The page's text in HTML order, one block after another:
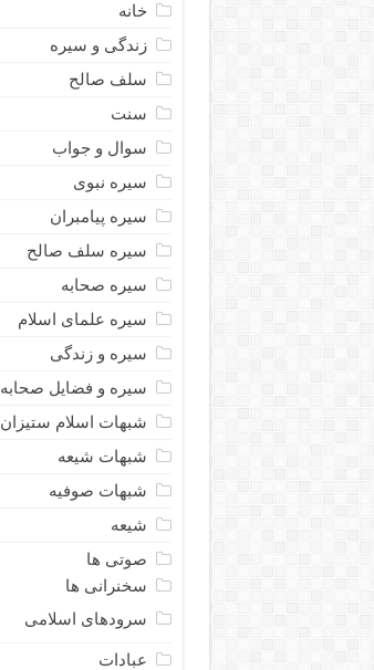
خانه
زندگی و سیره
سلف صالح
سنت
سوال و جواب
سیره نبوى
سیره پیامبران
سیره سلف صالح
سیره صحابه
سیره علمای اسلام
سیره و زندگی
سیره و فضایل صحابه
شبهات اسلام ستیزان
شبهات شیعه
شبهات صوفیه
شیعه
صوتی ها
سخنرانی ها
سرودهای اسلامی
عبادات